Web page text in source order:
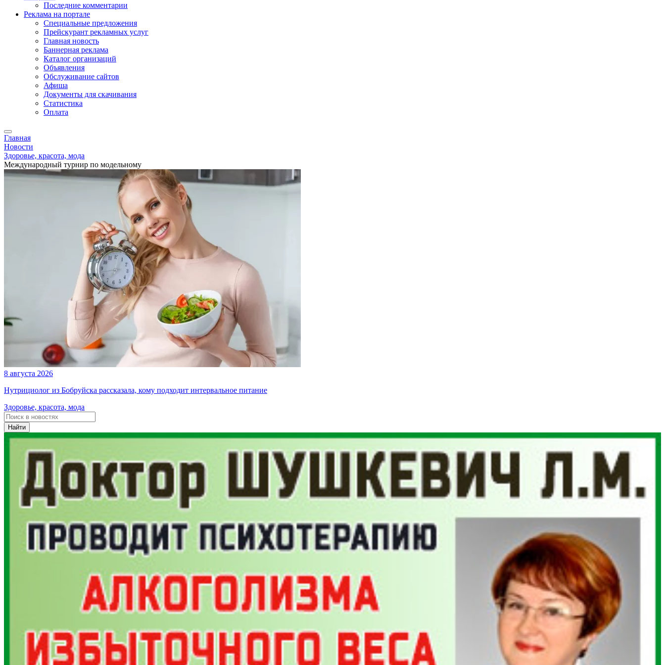
Последние комментарии
Реклама на портале
Специальные предложения
Прейскурант рекламных услуг
Главная новость
Баннерная реклама
Каталог организаций
Объявления
Обслуживание сайтов
Афиша
Документы для скачивания
Статистика
Оплата
Главная
Новости
Здоровье, красота, мода
Международный турнир по модельному
8 августа 2026
Нутрициолог из Бобруйска рассказала, кому подходит интервальное питание
Здоровье, красота, мода
Найти